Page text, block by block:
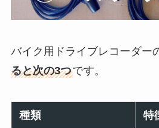
バイク用ドライブレコーダー
ると次の3つです。
種類 特